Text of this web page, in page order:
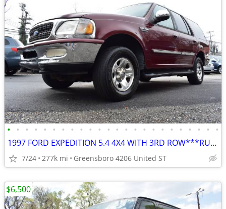
• • • • • • • • • • • • • • • • • • • • • • • •
1997 FORD EXPEDITION 5.4 4X4 WITH 3RD ROW***RUNS AND DRIVES GREAT***
7/24 277k mi Greensboro 4206 United ST
$6,500